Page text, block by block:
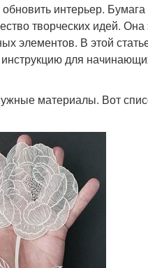
интерьер.
творческих идей. Она
элементов. В этой
для
материалы. Вот